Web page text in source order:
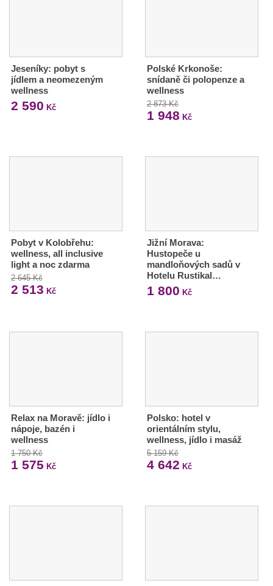
Jeseníky: pobyt s
jídlem a neomezeným
wellness
2 590 Kč
Polské Krkonoše:
snídaně či polopenze a
wellness
2 873 Kč
1 948 Kč
Pobyt v Kolobřehu:
wellness, all inclusive
light a noc zdarma
2 645 Kč
2 513 Kč
Jižní Morava:
Hustopeče u
mandloňových sadů v
Hotelu Rustikal…
1 800 Kč
Relax na Moravě: jídlo i
nápoje, bazén i
wellness
1 750 Kč
1 575 Kč
Polsko: hotel v
orientálním stylu,
wellness, jídlo i masáž
5 159 Kč
4 642 Kč